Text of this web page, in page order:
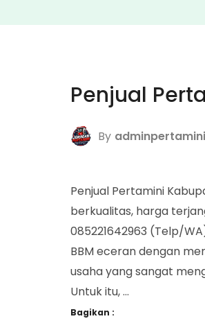
Penjual
By adminpertamini
Penjual Pertamini
berkualitas, harga
085221642963 (Telp/
BBM eceran dengan
usaha yang sangat
Untuk itu, …
Bagikan :